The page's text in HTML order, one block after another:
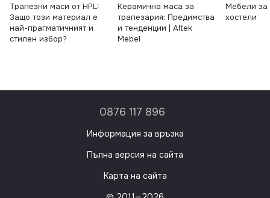
Трапезни маси от HPL:
Защо този материал е
най-прагматичният и
стилен избор?
Керамична маса за
трапезария: Предимства
и тенденции | Altek
Mebel
Мебели за
хостели
0876 117 896
Информация за връзка
Пълна версия на сайта
Карта на сайта